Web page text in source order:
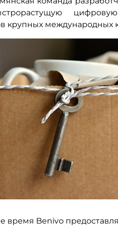
крупных международных
время Benivo